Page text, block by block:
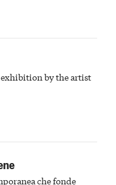
by the artist
che fonde